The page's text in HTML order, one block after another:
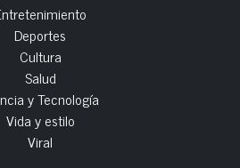
Deportes
Cultura
Salud
y Tecnología
Vida y estilo
Viral